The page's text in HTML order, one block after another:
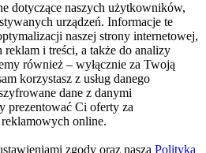
dotyczące naszych użytkowników,
urządzeń. Informacje te
naszej strony internetowej,
i treści, a także do analizy
również – wyłącznie za Twoją
korzystasz z usług danego
dane z danymi
prezentować Ci oferty za
online.
zgody oraz naszą Polityką